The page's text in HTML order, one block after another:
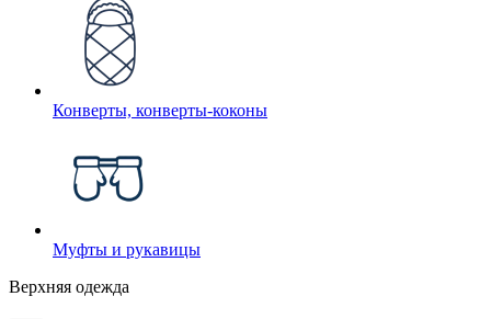
Конверты, конверты-коконы
Муфты и рукавицы
Верхняя одежда